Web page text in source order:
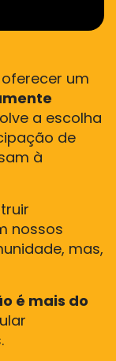
um
a escolha
de
à
nossos
mas,
é mais do